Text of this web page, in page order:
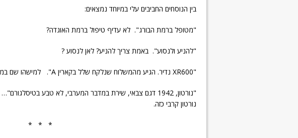
בין הנוסחים החביבים עלי במיוחד נמצאים:
"מטופל ברמת הבורג". לא עדיף טיפול ברמת האוגדה?
"להניע ולנסוע". באמת צריך להניע? לאן לנסוע ?
"XR600 נדיר. הגיע מהמשלוח שנלקח שלל בקארין A". למישהו שם במחלקת רכש של הרש"פ היה טעם טוב.
"נורטון, 1942 דגם צבאי, שירת במדבר המערבי, לא טבע
נורטון קרבי כזה.
* * *